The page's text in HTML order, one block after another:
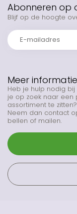
Meer informatie
Heb je hulp nodig
je op zoek naar een
assortiment te
Neem dan contact
bellen of mailen.
Abonneren op
Blijf op de hoogte